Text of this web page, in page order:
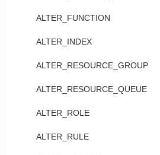
ALTER_FUNCTION
ALTER_INDEX
ALTER_RESOURCE_GROUP
ALTER_RESOURCE_QUEUE
ALTER_ROLE
ALTER_RULE